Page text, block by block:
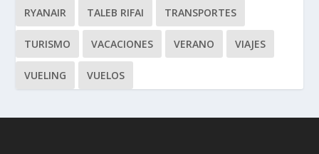
RYANAIR TALEB RIFAI TRANSPORTES
TURISMO VACACIONES VERANO VIAJES
VUELING VUELOS